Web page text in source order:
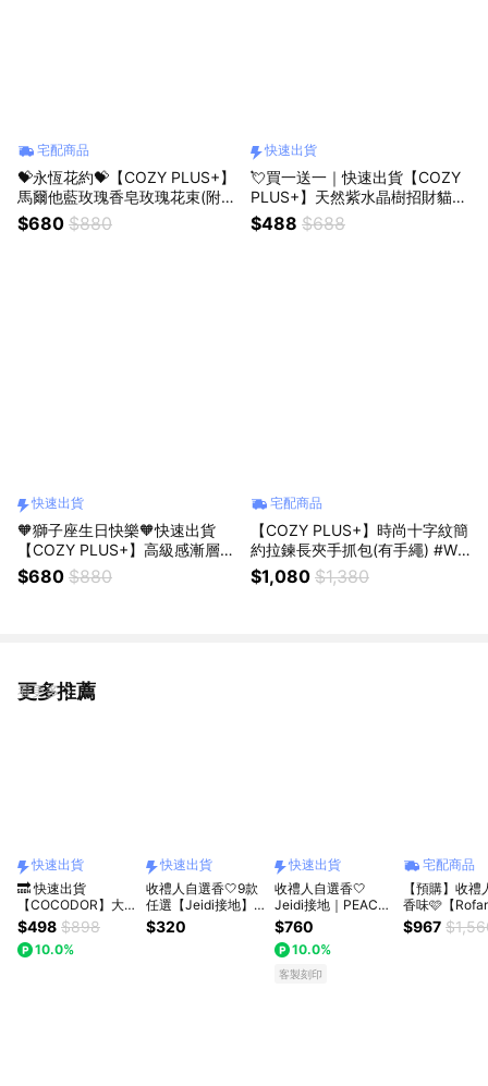
宅配商品
💝永恆花約💝【COZY PLUS+】
馬爾他藍玫瑰香皂玫瑰花束(附提
袋)AUG06#CP2002 玻璃杯香薰
蠟燭四入組 #FRA057 情人節禮
$680 $880
快速出貨
💘買一送一｜快速出貨【COZY
PLUS+】天然紫水晶樹招財貓擺
件+金滿滿滿元寶JUN04#CP02
23 紫水晶 招財樹 許願樹 禮物
$488 $688
快速出貨
🧡獅子座生日快樂🧡快速出貨
【COZY PLUS+】高級感漸層色
玫瑰香皂花束(附提袋)AUG06#C
P2001 小狗傑克毛絨玩#CP019
$680 $880
宅配商品
【COZY PLUS+】時尚十字紋簡
約拉鍊長夾手抓包(有手繩) #W1
365 零錢包 皮夾 長夾 中長夾 禮
物 生日禮物 交換禮 情人節禮物
$1,080 $1,380
更多推薦
看更多
快速出貨
🔜 快速出貨
【COCODOR】大
豆蠟燭130g+ 旋轉
蠟燭燭罩 組合 (收禮
人可自選/祝福/中秋/
$498 $898
10.0%
快速出貨
收禮人自選香🤍9款
任選【Jeidi接地】
香氛大豆蠟燭55g 快
速出貨
$320
快速出貨
收禮人自選香🤍
Jeidi接地｜PEACE
禮物袋組合－G系列
蠟燭55g&放鬆噴霧
50ml（客製化卡片
／暖心送禮／快速出
$760
10.0%
客製刻印
宅配商品
【預購】收禮
香味🩷【
洛帆晞】可愛
燈+香氛蠟燭
$967